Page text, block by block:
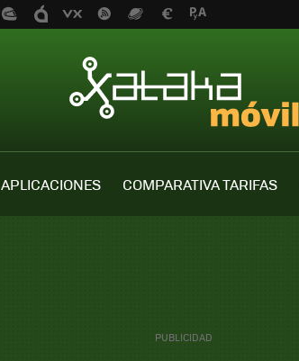
APLICACIONES COMPARATIVA TARIFAS